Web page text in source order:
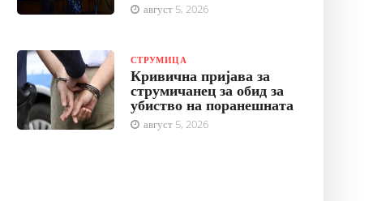
август 5, 2026
СТРУМИЦА
Кривична пријава за
струмичанец за обид за
убиство на поранешната
август 5, 2026